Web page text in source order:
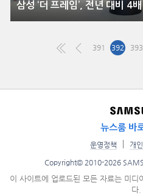
391 392 393
뉴스룸 바
운영정책 개
Copyright© 2010-2026
이 사이트에 업로드된 모든 자료는 미디
다.